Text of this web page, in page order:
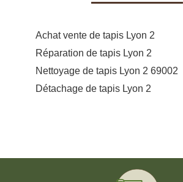
Achat vente de tapis Lyon 2
Réparation de tapis Lyon 2
Nettoyage de tapis Lyon 2 69002
Détachage de tapis Lyon 2